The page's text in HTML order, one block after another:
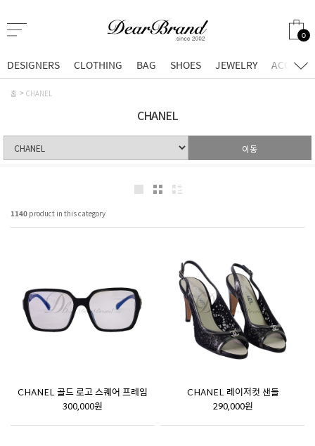
0
DESIGNERS CLOTHING BAG SHOES JEWELRY
홈 CHANEL
CHANEL
이동
1140 product in this category
CHANEL 골드 로고 스퀘어 프레임
300,000원
CHANEL 레이저컷 샌들
290,000원